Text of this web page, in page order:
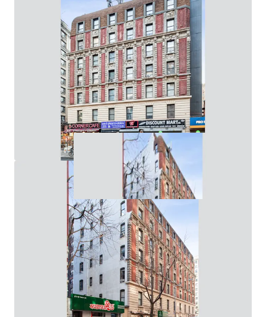
Adjacent to the 96th Street 1-2-3 Subway Station
(Entrance in Front of Building) & 10-Min Walk from
96th Street B-C Subway Station